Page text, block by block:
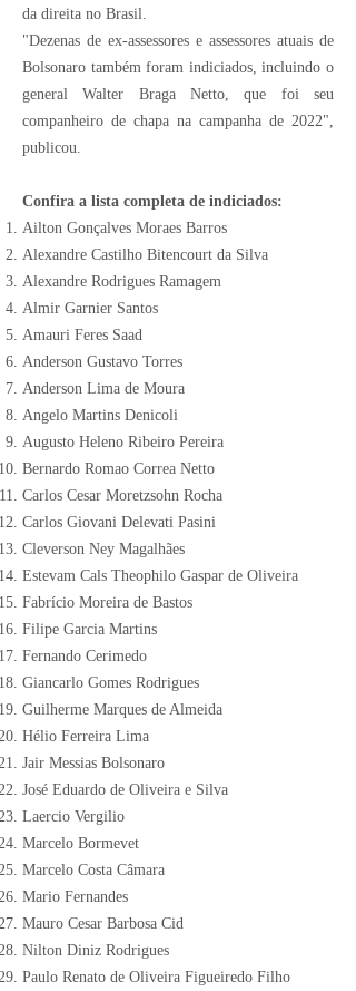
da direita no Brasil.
"Dezenas de ex-assessores e assessores atuais de
Bolsonaro também foram indiciados, incluindo o
general Walter Braga Netto, que foi seu
companheiro de chapa na campanha de 2022",
publicou.
Confira a lista completa de indiciados:
Ailton Gonçalves Moraes Barros
Alexandre Castilho Bitencourt da Silva
Alexandre Rodrigues Ramagem
Almir Garnier Santos
Amauri Feres Saad
Anderson Gustavo Torres
Anderson Lima de Moura
Angelo Martins Denicoli
Augusto Heleno Ribeiro Pereira
Bernardo Romao Correa Netto
Carlos Cesar Moretzsohn Rocha
Carlos Giovani Delevati Pasini
Cleverson Ney Magalhães
Estevam Cals Theophilo Gaspar de Oliveira
Fabrício Moreira de Bastos
Filipe Garcia Martins
Fernando Cerimedo
Giancarlo Gomes Rodrigues
Guilherme Marques de Almeida
Hélio Ferreira Lima
Jair Messias Bolsonaro
José Eduardo de Oliveira e Silva
Laercio Vergilio
Marcelo Bormevet
Marcelo Costa Câmara
Mario Fernandes
Mauro Cesar Barbosa Cid
Nilton Diniz Rodrigues
Paulo Renato de Oliveira Figueiredo Filho